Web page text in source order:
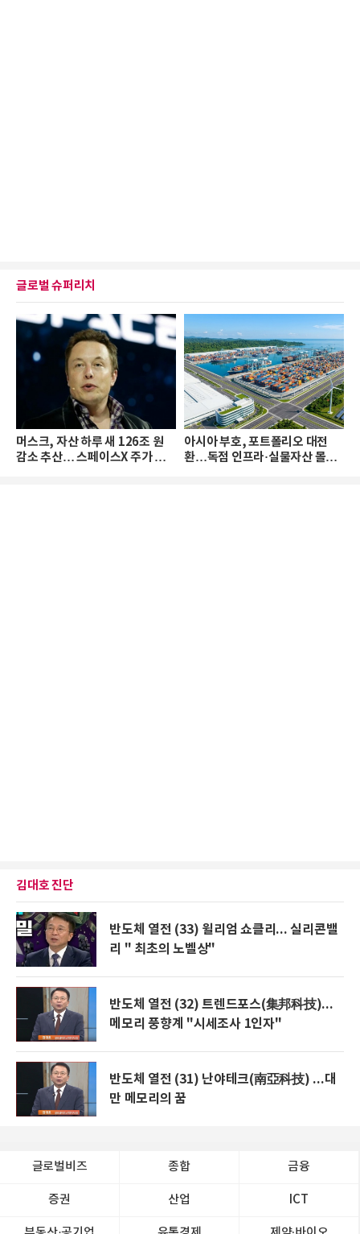
글로벌 슈퍼리치
머스크, 자산 하루 새 126조 원
감소 추산… 스페이스X 주가 하
아시아 부호, 포트폴리오 대전
환…독점 인프라·실물자산 몰린
김대호 진단
반도체 열전 (33) 윌리엄 쇼클리... 실리콘밸
리 " 최초의 노벨상"
반도체 열전 (32) 트렌드포스(集邦科技)...
메모리 풍향계 "시세조사 1인자"
반도체 열전 (31) 난야테크(南亞科技) ...대
만 메모리의 꿈
글로벌비즈 종합 금융
증권 산업 ICT